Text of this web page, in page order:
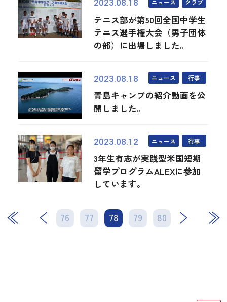
2023.08.18
テニス部が第50回全国中学生
テニス選手権大会（男子団体
の部）に出場しました。
2023.08.18 ニュース 行事
青島キャンプの紹介動画を公
開しました。
2023.08.12 ニュース 行事
3年生有志が実践型米国短期
留学プログラムALEXに参加
しています。
76 77 78 79 80
次 最後